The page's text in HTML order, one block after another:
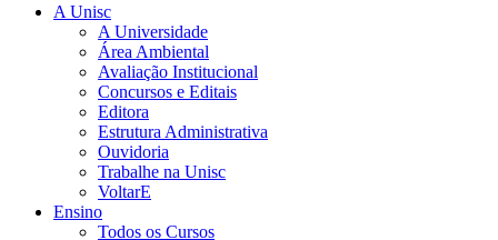
A Unisc
A Universidade
Área Ambiental
Avaliação Institucional
Concursos e Editais
Editora
Estrutura Administrativa
Ouvidoria
Trabalhe na Unisc
VoltarE
Ensino
Todos os Cursos